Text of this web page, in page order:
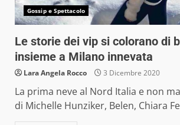
Gossip e Spettacolo
Le storie dei vip si colorano di
insieme a Milano innevata
Lara Angela Rocco 3 Dicembre 2020
La prima neve al Nord Italia e non
di Michelle Hunziker, Belen, Chiara